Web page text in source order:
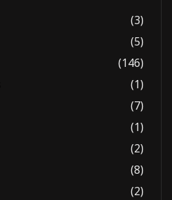
(3)
(5)
(146)
(1)
(7)
(1)
(2)
(8)
(2)